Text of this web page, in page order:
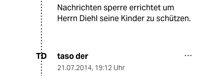
Nachrichten sperre errichtet um
Herrn Diehl seine Kinder zu schützen.
TD taso der
21.07.2014, 19:12 Uhr